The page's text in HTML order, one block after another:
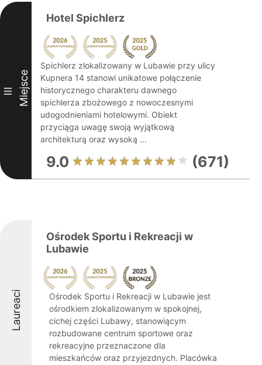
III Miejsce
Hotel Spichlerz
Spichlerz zlokalizowany w Lubawie przy ulicy
Kupnera 14 stanowi unikatowe połączenie
historycznego charakteru dawnego
spichlerza zbożowego z nowoczesnymi
udogodnieniami hotelowymi. Obiekt
przyciąga uwagę swoją wyjątkową
architekturą oraz wysoką ...
9.0 (671)
Laureaci
Ośrodek Sportu i Rekreacji w
Lubawie
Ośrodek Sportu i Rekreacji w Lubawie jest
ośrodkiem zlokalizowanym w spokojnej,
cichej części Lubawy, stanowiącym
rozbudowane centrum sportowe oraz
rekreacyjne przeznaczone dla
mieszkańców oraz przyjezdnych. Placówka